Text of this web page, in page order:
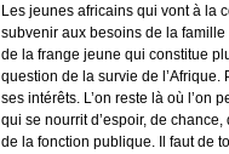
Les jeunes africains qui vont à la
subvenir aux besoins de la famille
de la frange jeune qui constitue
question de la survie de l’Afrique.
ses intérêts. L’on reste là où l’on
qui se nourrit d’espoir, de
de la fonction publique. Il faut de